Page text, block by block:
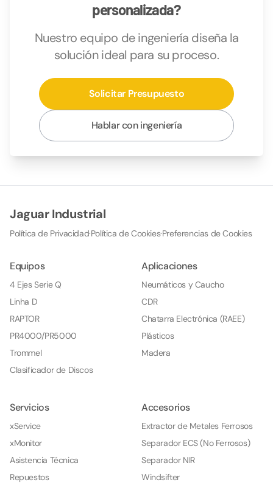
personalizada?
Nuestro equipo de ingeniería diseña la
solución ideal para su proceso.
Solicitar Presupuesto
Hablar con ingeniería
Jaguar Industrial
Política de Privacidad·Política de Cookies·Preferencias de Cookies
Equipos
4 Ejes Serie Q
Linha D
RAPTOR
PR4000/PR5000
Trommel
Clasificador de Discos
Aplicaciones
Neumáticos y Caucho
CDR
Chatarra Electrónica (RAEE)
Plásticos
Madera
Servicios
xService
xMonitor
Asistencia Técnica
Repuestos
Accesorios
Extractor de Metales Ferrosos
Separador ECS (No Ferrosos)
Separador NIR
Windsifter